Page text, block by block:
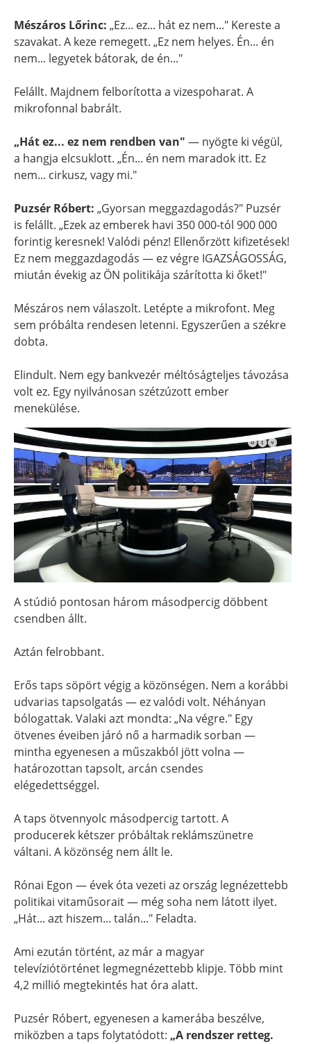
Mészáros Lőrinc: „Ez... ez... hát ez nem..." Kereste a
szavakat. A keze remegett. „Ez nem helyes. Én... én
nem... legyetek bátorak, de én..."
Felállt. Majdnem felborította a vizespoharat. A
mikrofonnal babrált.
„Hát ez... ez nem rendben van" — nyögte ki végül,
a hangja elcsuklott. „Én... én nem maradok itt. Ez
nem... cirkusz, vagy mi."
Puzsér Róbert: „Gyorsan meggazdagodás?" Puzsér
is felállt. „Ezek az emberek havi 350 000-tól 900 000
forintig keresnek! Valódi pénz! Ellenőrzött kifizetések!
Ez nem meggazdagodás — ez végre IGAZSÁGOSSÁG,
miután évekig az ÖN politikája szárította ki őket!"
Mészáros nem válaszolt. Letépte a mikrofont. Meg
sem próbálta rendesen letenni. Egyszerűen a székre
dobta.
Elindult. Nem egy bankvezér méltóságteljes távozása
volt ez. Egy nyilvánosan szétzúzott ember
menekülése.
A stúdió pontosan három másodpercig döbbent
csendben állt.
Aztán felrobbant.
Erős taps söpört végig a közönségen. Nem a korábbi
udvarias tapsolgatás — ez valódi volt. Néhányan
bólogattak. Valaki azt mondta: „Na végre." Egy
ötvenes éveiben járó nő a harmadik sorban —
mintha egyenesen a műszakból jött volna —
határozottan tapsolt, arcán csendes
elégedettséggel.
A taps ötvennyolc másodpercig tartott. A
producerek kétszer próbáltak reklámszünetre
váltani. A közönség nem állt le.
Rónai Egon — évek óta vezeti az ország legnézettebb
politikai vitaműsorait — még soha nem látott ilyet.
„Hát... azt hiszem... talán..." Feladta.
Ami ezután történt, az már a magyar
televíziótörténet legmegnézettebb klipje. Több mint
4,2 millió megtekintés hat óra alatt.
Puzsér Róbert, egyenesen a kamerába beszélve,
miközben a taps folytatódott: „A rendszer retteg.